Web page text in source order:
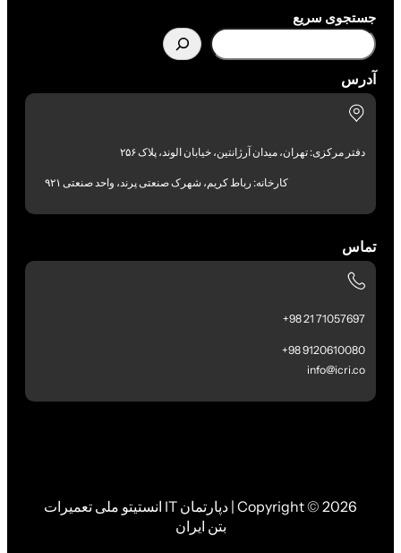
جستجوی سریع
آدرس
دفتر مرکزی: تهران، میدان آرژانتین، خیابان الوند، پلاک ۲۵۶
کارخانه: رباط کریم، شهرک صنعتی پرند، واحد صنعتی ۹۲۱
تماس
71057697 21 98+
9120610080 98+
info@icri.co
Copyright © 2026 | دپارتمان IT انستیتو ملی تعمیرات
بتن ایران